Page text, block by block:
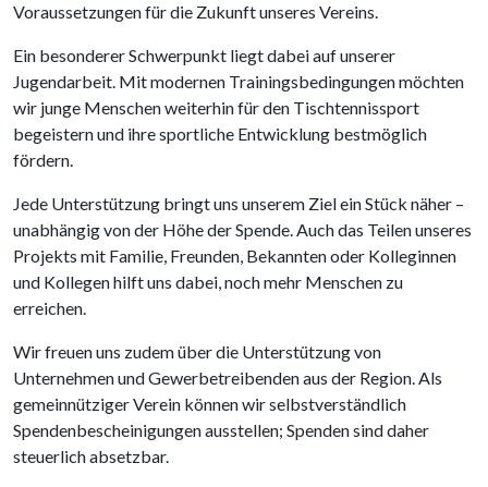
Voraussetzungen für die Zukunft unseres Vereins.
Ein besonderer Schwerpunkt liegt dabei auf unserer
Jugendarbeit. Mit modernen Trainingsbedingungen möchten
wir junge Menschen weiterhin für den Tischtennissport
begeistern und ihre sportliche Entwicklung bestmöglich
fördern.
Jede Unterstützung bringt uns unserem Ziel ein Stück näher –
unabhängig von der Höhe der Spende. Auch das Teilen unseres
Projekts mit Familie, Freunden, Bekannten oder Kolleginnen
und Kollegen hilft uns dabei, noch mehr Menschen zu
erreichen.
Wir freuen uns zudem über die Unterstützung von
Unternehmen und Gewerbetreibenden aus der Region. Als
gemeinnütziger Verein können wir selbstverständlich
Spendenbescheinigungen ausstellen; Spenden sind daher
steuerlich absetzbar.